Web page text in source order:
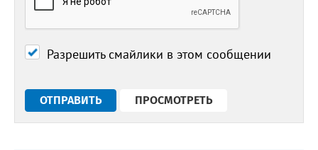
Разрешить смайлики в этом сообщении